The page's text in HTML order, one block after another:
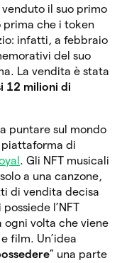
il suo primo
che i token
infatti, a febbraio
del suo
La vendita è stata
12 milioni di
puntare sul mondo
piattaforma di
. Gli NFT musicali
a una canzone,
di vendita decisa
l’NFT
ogni volta che viene
film. Un’idea
” una parte